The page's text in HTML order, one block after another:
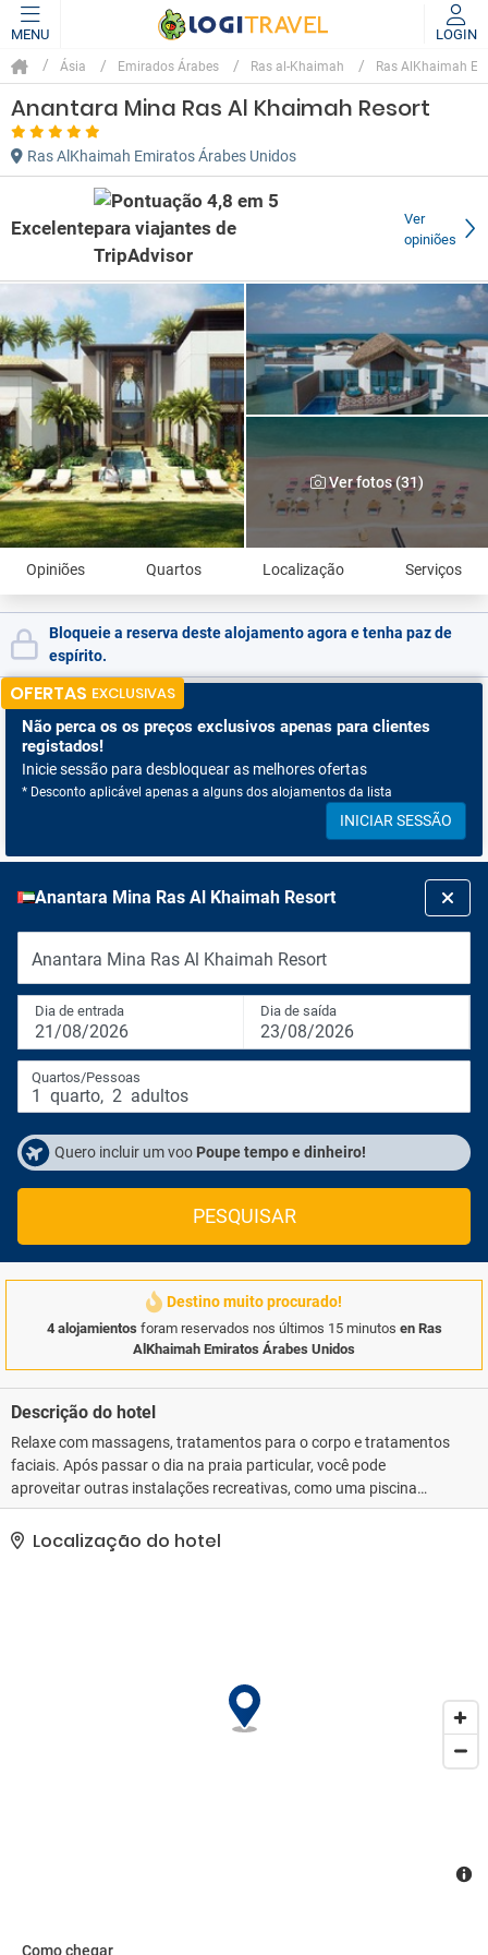
MENU LOGIN
Ásia Emirados Árabes Ras al-Khaimah Ras AlKhaimah
Anantara Mina Ras Al Khaimah Resort
Ras AlKhaimah Emiratos Árabes Unidos
Excelente
Ver
opiniões
Ver fotos (31)
Opiniões Quartos Localização Serviços
Bloqueie a reserva deste alojamento agora e tenha paz de
espírito.
OFERTAS EXCLUSIVAS
Não perca os os preços exclusivos apenas para clientes
registados!
Inicie sessão para desbloquear as melhores ofertas
* Desconto aplicável apenas a alguns dos alojamentos da lista
INICIAR SESSÃO
Anantara Mina Ras Al Khaimah Resort
Anantara Mina Ras Al Khaimah Resort
Dia de entrada
21/08/2026
Dia de saída
23/08/2026
Quartos/Pessoas
1 quarto, 2 adultos
Quero incluir um voo Poupe tempo e dinheiro!
PESQUISAR
Destino muito procurado!
4 alojamientos foram reservados nos últimos 15 minutos en Ras
AlKhaimah Emiratos Árabes Unidos
Descrição do hotel
Relaxe com massagens, tratamentos para o corpo e tratamentos
faciais. Após passar o dia na praia particular, você pode
aproveitar outras instalações recreativas, como uma piscina
externa e uma sauna a vapor. Este hotel oferece Wi-Fi de cortesia,
serviços de concierge e cabeleireiro.. As comodidades presentes
incluem um business center 24 horas, serviço de lavanderia e
Localização do hotel
Como chegar